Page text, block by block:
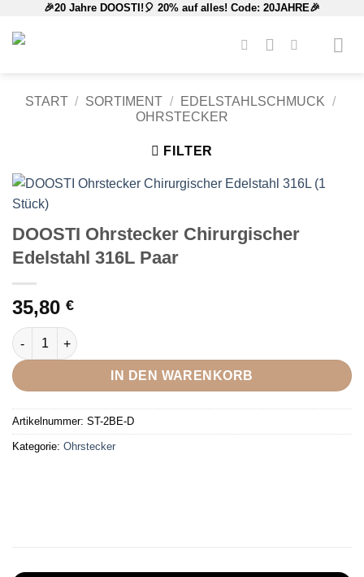
Inhalt
🎉20 Jahre DOOSTI!🎈 20% auf alles! Code: 20JAHRE🎉
START / SORTIMENT / EDELSTAHLSCHMUCK /
OHRSTECKER
FILTER
DOOSTI Ohrstecker Chirurgischer
Edelstahl 316L Paar
35,80 €
DOOSTI Ohrstecker Chirurgischer Edelstahl 316L Paar Menge
IN DEN WARENKORB
Artikelnummer: ST-2BE-D
Kategorie: Ohrstecker